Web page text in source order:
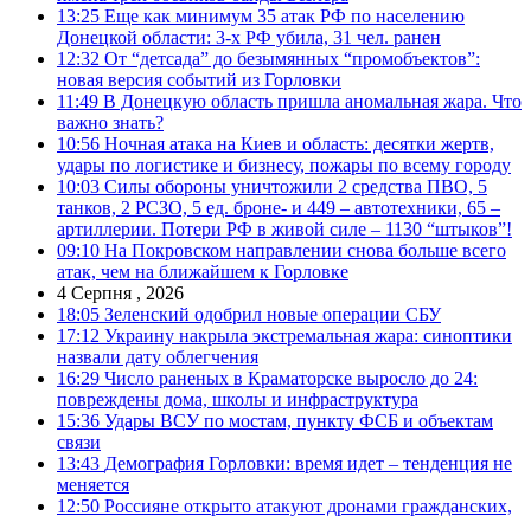
13:25 Еще как минимум 35 атак РФ по населению
Донецкой области: 3-х РФ убила, 31 чел. ранен
12:32 От “детсада” до безымянных “промобъектов”:
новая версия событий из Горловки
11:49 В Донецкую область пришла аномальная жара. Что
важно знать?
10:56 Ночная атака на Киев и область: десятки жертв,
удары по логистике и бизнесу, пожары по всему городу
10:03 Силы обороны уничтожили 2 средства ПВО, 5
танков, 2 РСЗО, 5 ед. броне- и 449 – автотехники, 65 –
артиллерии. Потери РФ в живой силе – 1130 “штыков”!
09:10 На Покровском направлении снова больше всего
атак, чем на ближайшем к Горловке
4 Серпня , 2026
18:05 Зеленский одобрил новые операции СБУ
17:12 Украину накрыла экстремальная жара: синоптики
назвали дату облегчения
16:29 Число раненых в Краматорске выросло до 24:
повреждены дома, школы и инфраструктура
15:36 Удары ВСУ по мостам, пункту ФСБ и объектам
связи
13:43 Демография Горловки: время идет – тенденция не
меняется
12:50 Россияне открыто атакуют дронами гражданских,